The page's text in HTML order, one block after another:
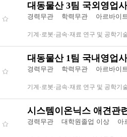
대동물산 3팀 국외영업
경력무관 학력무관 아르바이
기계·로봇·금속·재료 연구 및 공학기
대동물산 1팀 국내영업
경력무관 학력무관 아르바이
기계·로봇·금속·재료 연구 및 공학기
시스템이온닉스 애견관
경력무관 대학원졸업 이상 아